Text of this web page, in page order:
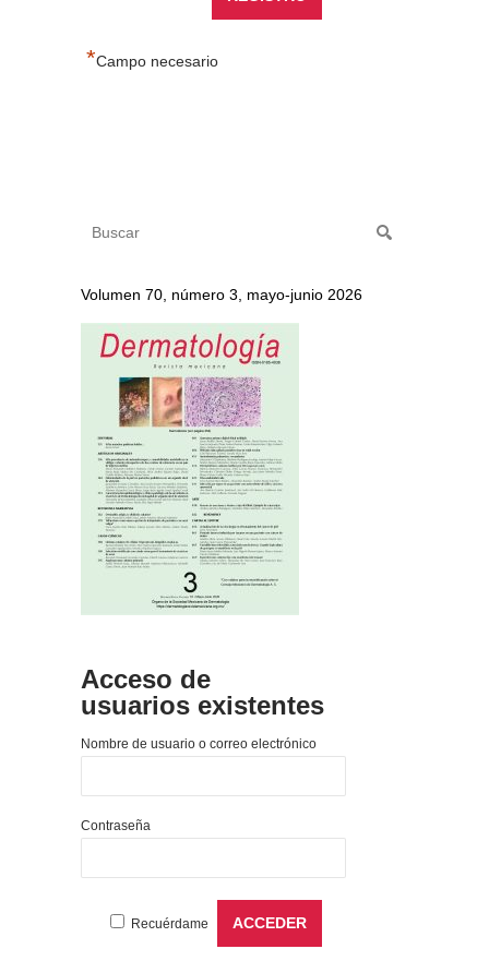
*Campo necesario
Volumen 70, número 3, mayo-junio 2026
Acceso de
usuarios existentes
Nombre de usuario o correo electrónico
Contraseña
Recuérdame